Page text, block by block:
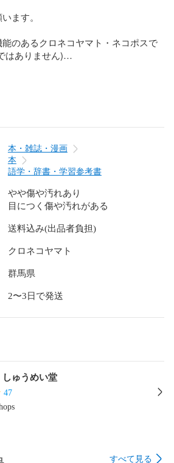
ます。
のあるクロネコヤマト・ネコポスで
はありません)
本・雑誌・漫画
本
語学・辞書・学習参考書
やや傷や汚れあり
目につく傷や汚れがある
送料込み(出品者負担)
クロネコヤマト
群馬県
2〜3日で発送
ゅうめい堂
47
すべて見る